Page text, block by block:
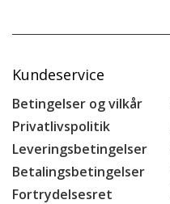
Kundeservice
Betingelser og vilkår
Privatlivspolitik
Leveringsbetingelser
Betalingsbetingelser
Fortrydelsesret